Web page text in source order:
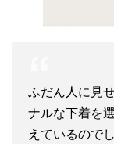
ふだん人に見
ナルな下着を
えているので